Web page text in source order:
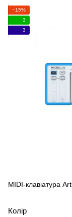
−15%
3
3
MIDI-клавіатура
Колір